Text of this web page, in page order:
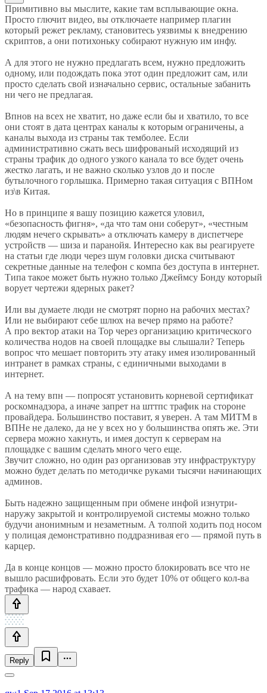
Примитивно вы мыслите, какие там всплывающие окна.
Просто глючит видео, вы отключаете например плагин
который режет рекламу, становитесь уязвимы к внедрению
скриптов, а они потихоньку собирают нужную им инфу.
А для этого не нужно предлагать всем, нужно предложить
одному, или подождать пока этот один предложит сам, или
просто сделать свой изначально сервис, остальные забанить
ни чего не предлагая.
Впнов на всех не хватит, но даже если бы и хватило, то все
они стоят в дата центрах каналы к которым ограничены, а
каналы выхода из страны так темболее. Если
административно сжать весь шифрованый исходящий из
страны трафик до одного узкого канала то все будет очень
жестко лагать, и не важно сколько узлов до и после
бутылочного горлышка. Примерно такая ситуация с ВПНом
из\в Китая.
Но в принципе я вашу позицию кажется уловил,
«безопасность фигня», «да что там они соберут», «честным
людям нечего скрывать» а отключать камеру в диспетчере
устройств — шиза и паранойя. Интересно как вы реагируете
на статьи где люди через шум головки диска считывают
секретные данные на телефон с компа без доступа в интернет.
Типа такое может быть нужно только Джеймсу Бонду который
ворует чертежи ядерных ракет?
Или вы думаете люди не смотрят порно на рабочих местах?
Или не выбирают себе шлюх на вечер прямо на работе?
А про вектор атаки на Тор через организацию критического
количества нодов на своей площадке вы слышали? Теперь
вопрос что мешает повторить эту атаку имея изолированный
интранет в рамках страны, с единичными выходами в
интернет.
А на тему впн — попросят установить корневой сертификат
роскомнадзора, а иначе запрет на шттпс трафик на стороне
провайдера. Большинство поставит, я уверен. А там МИТМ в
ВПНе не далеко, да не у всех но у большинства опять же. Эти
сервера можно хакнуть, и имея доступ к серверам на
площадке с вашим сделать много чего еще.
Звучит сложно, но один раз организовав эту инфраструктуру
можно будет делать по методичке руками тысячи начинающих
админов.
Быть надежно защищенным при обмене инфой изнутри-
наружу закрытой и контролируемой системы можно только
будучи анонимным и незаметным. А толпой ходить под носом
у полицая демонстративно поддразнивая его — прямой путь в
карцер.
Да в конце концов — можно просто блокировать все что не
вышло расшифровать. Если это будет 10% от общего кол-ва
трафика — народ схавает.
Reply